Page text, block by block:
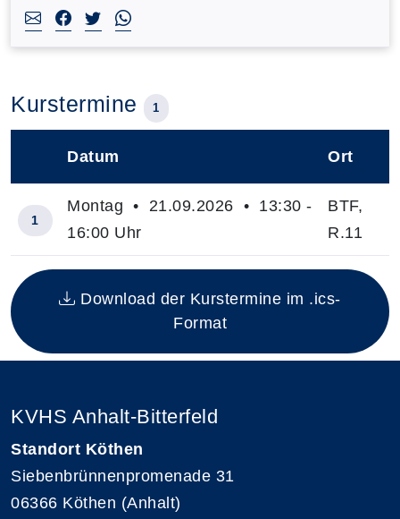
Kurstermine 1
Insgesamt gibt es 1 Termine zum diesen Kurs
Datum Ort
1
Montag • 21.09.2026 • 13:30 -
16:00 Uhr
BTF,
R.11
Download der Kurstermine im .ics-
Format
KVHS Anhalt-Bitterfeld
Standort Köthen
Siebenbrünnenpromenade 31
06366 Köthen (Anhalt)